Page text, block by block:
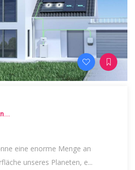
eine enorme Menge an
unseres Planeten, e...